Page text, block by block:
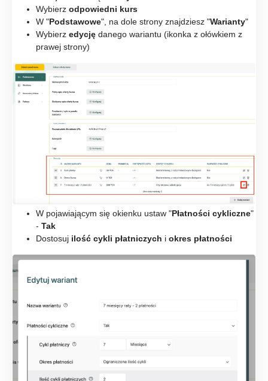
Wybierz odpowiedni kurs
W "Podstawowe", na dole strony znajdziesz "Warianty"
Wybierz edycję danego wariantu (ikonka z ołówkiem z
prawej strony)
W pojawiającym się okienku ustaw "Płatności cykliczne"
- Tak
Dostosuj ilość cykli płatniczych i okres płatności